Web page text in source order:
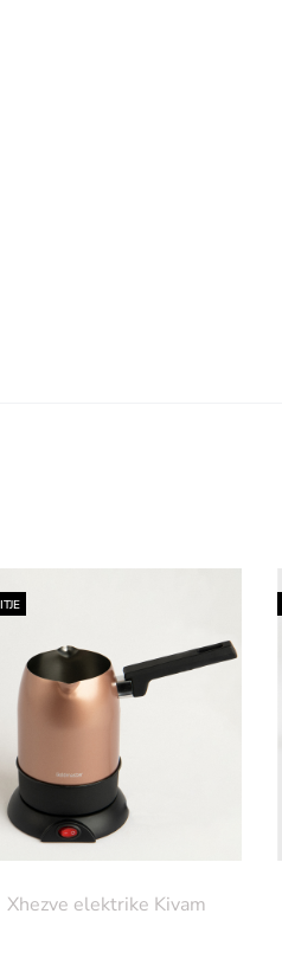
Xhezve elektrike Kivam